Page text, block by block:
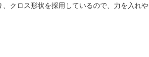
クロス形状を採用しているので、力を入れや